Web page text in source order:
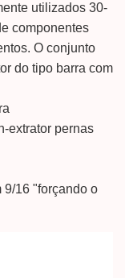
utilizados 30-
componentes
O conjunto
do tipo barra com
extrator pernas
9/16 "forçando o